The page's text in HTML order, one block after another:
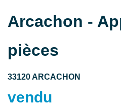
Arcachon -
pièces
33120 ARCACHON
vendu